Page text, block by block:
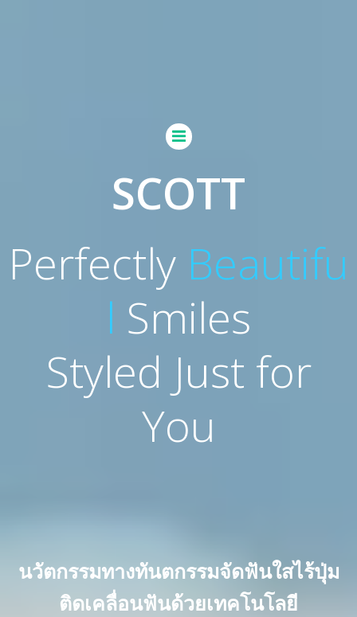
SCOTT
Perfectly Beautifu
l Smiles
Styled Just for
You
นวัตกรรมทางทันตกรรมจัดฟันใสไร้ปุ่ม
ติดเคลื่อนฟันด้วยเทคโนโลยี